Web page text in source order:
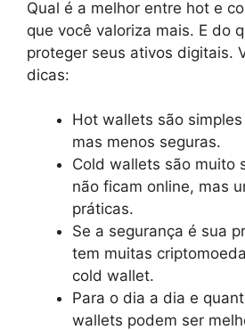
Qual é a melhor entre hot e
que você valoriza mais. E do
proteger seus ativos digitais.
dicas:
Hot wallets são
mas menos seguras.
Cold wallets são muito
não ficam online, mas
práticas.
Se a segurança é sua
tem muitas
cold wallet.
Para o dia a dia e
wallets podem ser